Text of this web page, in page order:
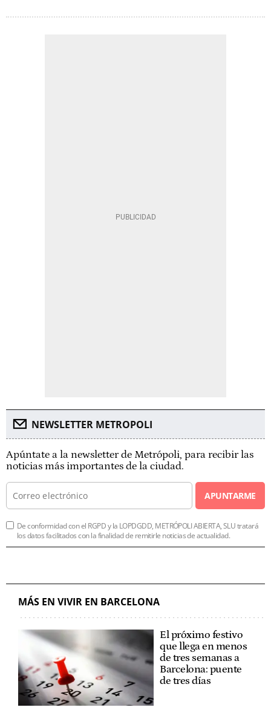
NEWSLETTER METROPOLI
Apúntate a la newsletter de Metrópoli, para recibir las
noticias más importantes de la ciudad.
APUNTARME
De conformidad con el RGPD y la LOPDGDD, METRÓPOLI ABIERTA, SLU tratará
los datos facilitados con la finalidad de remitirle noticias de actualidad.
MÁS EN VIVIR EN BARCELONA
El próximo festivo
que llega en menos
de tres semanas a
Barcelona: puente
de tres días